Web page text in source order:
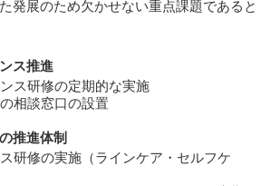
発展のため欠かせない重点課題であると
ス推進
ス研修の定期的な実施
相談窓口の設置
推進体制
研修の実施（ラインケア・セルフケ